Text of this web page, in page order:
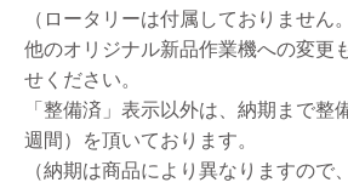
（ロータリーは付属しておりません
他のオリジナル新品作業機への変更
せください。
「整備済」表示以外は、納期まで整
週間）を頂いております。
（納期は商品により異なりますので